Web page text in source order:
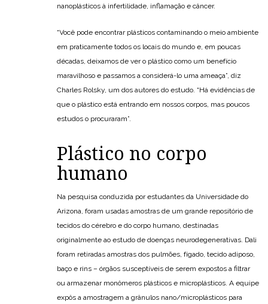
nanoplásticos à infertilidade, inflamação e câncer.
“Você pode encontrar plásticos contaminando o meio ambiente
em praticamente todos os locais do mundo e, em poucas
décadas, deixamos de ver o plástico como um benefício
maravilhoso e passamos a considerá-lo uma ameaça”, diz
Charles Rolsky, um dos autores do estudo. “Há evidências de
que o plástico está entrando em nossos corpos, mas poucos
estudos o procuraram”.
Plástico no corpo
humano
Na pesquisa conduzida por estudantes da Universidade do
Arizona, foram usadas amostras de um grande repositório de
tecidos do cérebro e do corpo humano, destinadas
originalmente ao estudo de doenças neurodegenerativas. Dali
foram retiradas amostras dos pulmões, fígado, tecido adiposo,
baço e rins – órgãos susceptíveis de serem expostos a filtrar
ou armazenar monômeros plásticos e microplásticos. A equipe
expôs a amostragem a grânulos nano/microplásticos para